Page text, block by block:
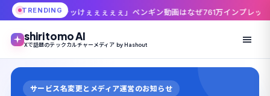
TRENDING
ぇぇぇぇぇ」ペンギン動画はなぜ761万インプレッションまで伸びたのか
shiritomo AI
Xで話題のテックカルチャーメディア by Hashout
サービス名変更とメディア運営のお知らせ